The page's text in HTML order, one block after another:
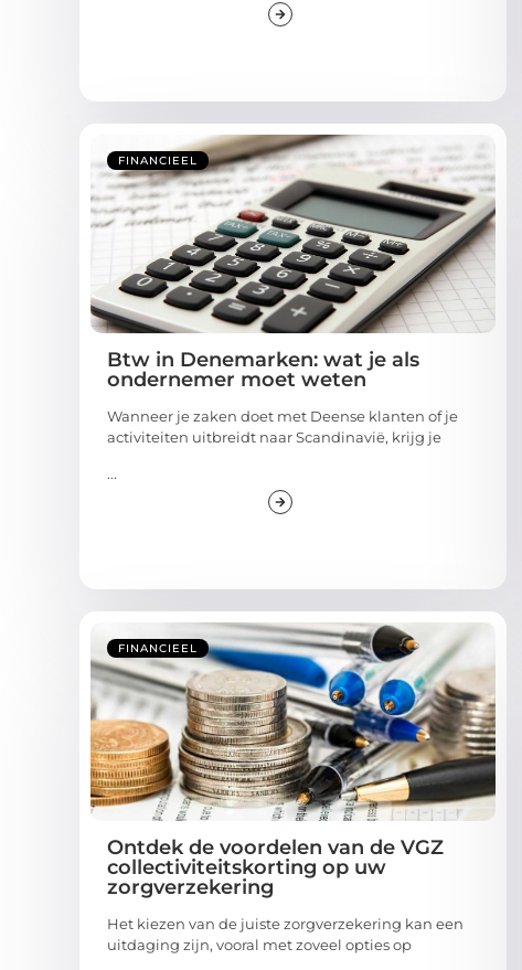
FINANCIEEL
Btw in Denemarken: wat je als
ondernemer moet weten
Wanneer je zaken doet met Deense klanten of je
activiteiten uitbreidt naar Scandinavië, krijg je
...
FINANCIEEL
Ontdek de voordelen van de VGZ
collectiviteitskorting op uw
zorgverzekering
Het kiezen van de juiste zorgverzekering kan een
uitdaging zijn, vooral met zoveel opties op